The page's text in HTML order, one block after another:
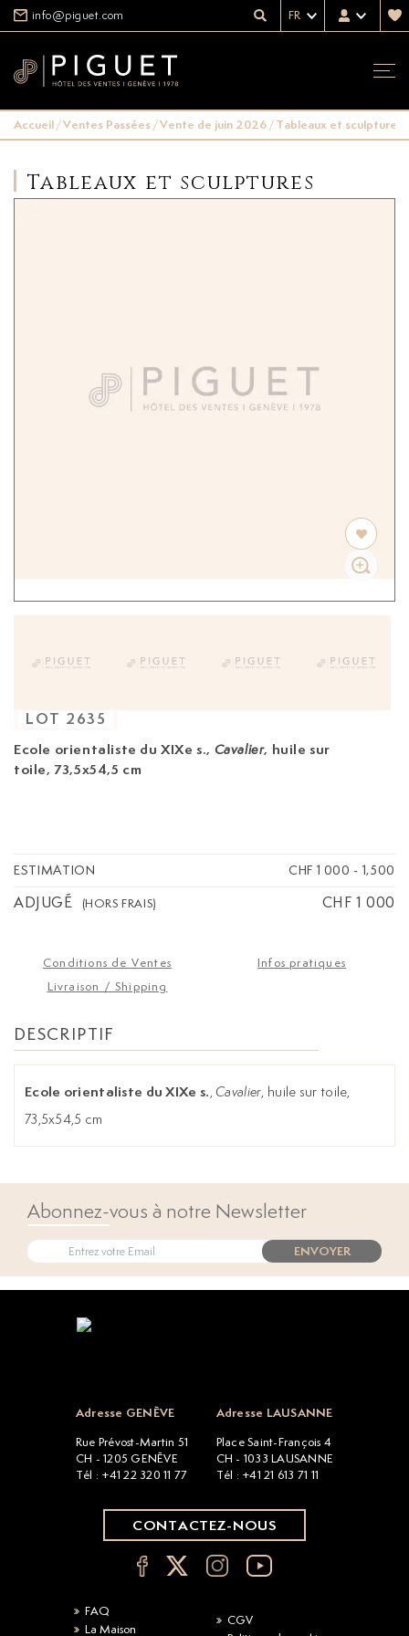
info@piguet.com FR
Accueil/Ventes Passées/Vente de juin 2026/Tableaux et sculptures
Tableaux et sculptures
Ecole orientaliste du XIXe s., Cavalier, huile sur
toile, 73,5x54,5 cm
LOT 2635
ESTIMATION CHF 1 000 - 1,500
ADJUGÉ (HORS FRAIS) CHF 1 000
Conditions de Ventes
Infos pratiques
Livraison / Shipping
DESCRIPTIF
Ecole orientaliste du XIXe s., Cavalier, huile sur toile,
73,5x54,5 cm
Abonnez-vous à notre Newsletter
ENVOYER
Adresse GENÈVE
Rue Prévost-Martin 51
CH - 1205 GENÈVE
Tél : +41 22 320 11 77
Adresse LAUSANNE
Place Saint-François 4
CH - 1033 LAUSANNE
Tél : +41 21 613 71 11
CONTACTEZ-NOUS
FAQ
La Maison
CGV